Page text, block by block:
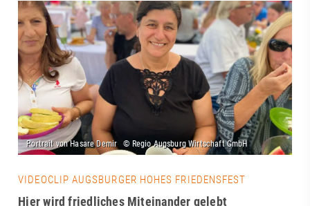
VIDEOCLIP AUGSBURGER HOHES FRIEDENSFEST
Hier wird friedliches Miteinander gelebt